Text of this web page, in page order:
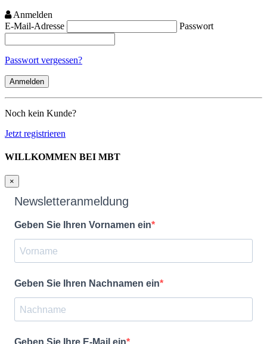
Anmelden
E-Mail-Adresse
Passwort
Passwort vergessen?
Noch kein Kunde?
Jetzt registrieren
WILLKOMMEN BEI MBT
×
Newsletteranmeldung
Geben Sie Ihren Vornamen ein
Geben Sie Ihren Nachnamen ein